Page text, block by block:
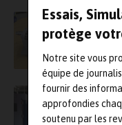
Essais,
protège
Notre site vous
équipe de
fournir des
approfondies
soutenu par les
Le
des